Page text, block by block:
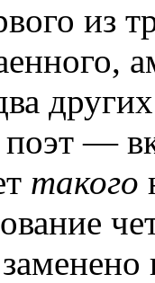
из
поэт —
такого